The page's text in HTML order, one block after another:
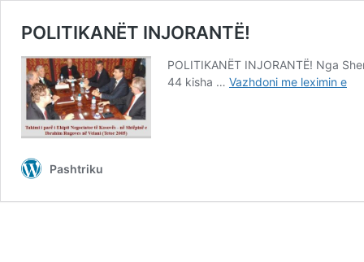
POLITIKANËT INJORANTË!
POLITIKANËT INJORANTË! Nga
44 kisha … Vazhdoni me leximin e
Pashtriku